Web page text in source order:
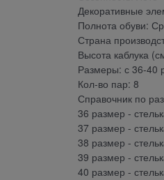
Декоративные
Полнота обуви:
Страна
Высота каблука
Размеры: с 36-40
Кол-во пар: 8
Справочник по
36 размер -
37 размер -
38 размер -
39 размер -
40 размер -